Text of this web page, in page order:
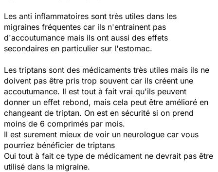
Les anti inflammatoires sont très utiles dans les
migraines fréquentes car ils n'entrainent pas
d'accoutumance mais ils ont aussi des effets
secondaires en particulier sur l'estomac.
Les triptans sont des médicaments très utiles mais ils ne
doivent pas être pris trop souvent car ils créent une
accoutumance. Il est tout à fait vrai qu'ils peuvent
donner un effet rebond, mais cela peut être amélioré en
changeant de triptan. On est en sécurité si on prend
moins de 6 comprimés par mois.
Il est surement mieux de voir un neurologue car vous
pourriez bénéficier de triptans
Oui tout à fait ce type de médicament ne devrait pas être
utilisé dans la migraine.